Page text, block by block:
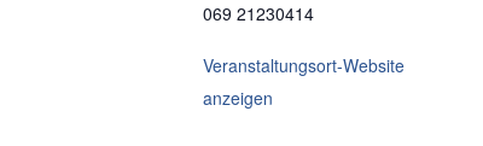
069 21230414
Veranstaltungsort-Website
anzeigen